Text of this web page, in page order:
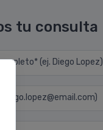
tu consulta
(ej. Diego Lopez)
diego.lopez@email.com)